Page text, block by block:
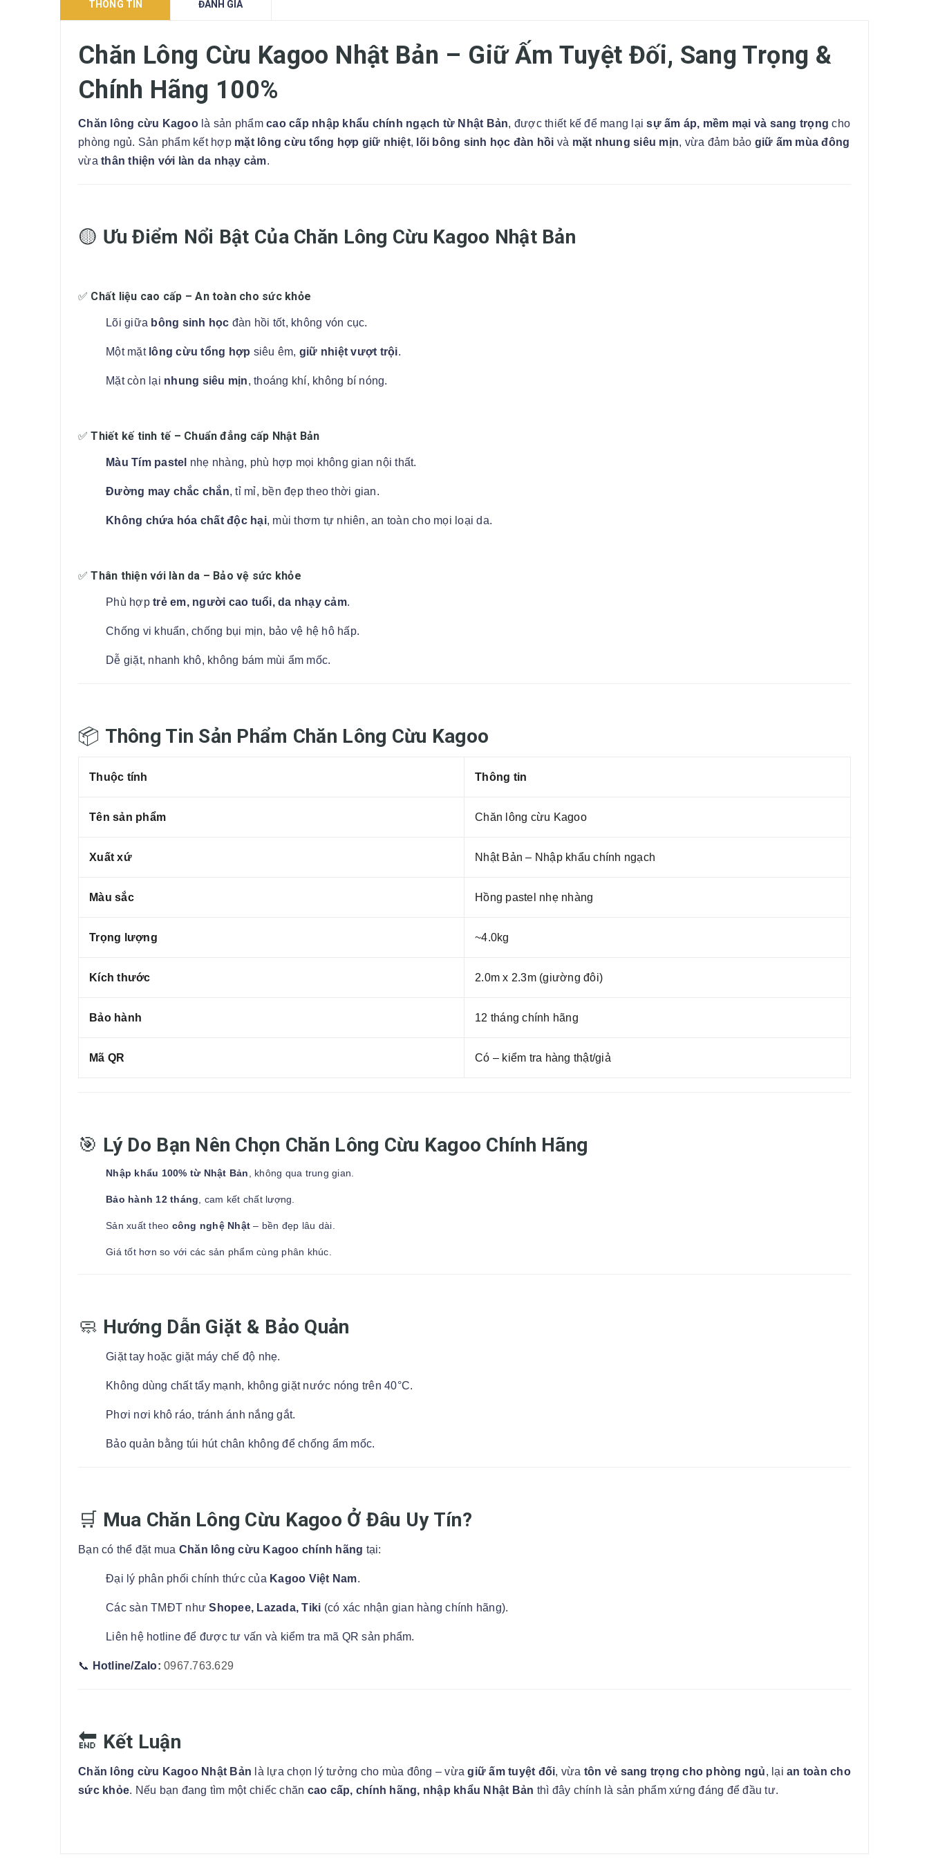
THÔNG TIN ĐÁNH GIÁ
Chăn Lông Cừu Kagoo Nhật Bản – Giữ Ấm Tuyệt Đối, Sang Trọng &
Chính Hãng 100%
Chăn lông cừu Kagoolà sản phẩm cao cấp nhập khẩu chính ngạch từ Nhật Bản, được thiết kế để mang lạisự ấm áp, mềm mại và sang trọng cho
phòng ngủ. Sản phẩm kết hợp mặt lông cừu tổng hợp giữ nhiệt, lõi bông sinh học đàn hồi và mặt nhung siêu mịn, vừa đảm bảo giữ ấm mùa đông
vừa thân thiện với làn da nhạy cảm.
🟡 Ưu Điểm Nổi Bật Của Chăn Lông Cừu Kagoo Nhật Bản
✅ Chất liệu cao cấp – An toàn cho sức khỏe
Lõi giữa bông sinh học đàn hồi tốt, không vón cục.
Một mặt lông cừu tổng hợp siêu êm, giữ nhiệt vượt trội.
Mặt còn lại nhung siêu mịn, thoáng khí, không bí nóng.
✅Thiết kế tinh tế – Chuẩn đẳng cấp Nhật Bản
Màu Tím pastel nhẹ nhàng, phù hợp mọi không gian nội thất.
Đường may chắc chắn, tỉ mỉ, bền đẹp theo thời gian.
Không chứa hóa chất độc hại, mùi thơm tự nhiên, an toàn cho mọi loại da.
✅Thân thiện với làn da – Bảo vệ sức khỏe
Phù hợp trẻ em, người cao tuổi, da nhạy cảm.
Chống vi khuẩn, chống bụi mịn, bảo vệ hệ hô hấp.
Dễ giặt, nhanh khô, không bám mùi ẩm mốc.
📦 Thông Tin Sản Phẩm Chăn Lông Cừu Kagoo
Thuộc tính Thông tin
Tên sản phẩm Chăn lông cừu Kagoo
Xuất xứ Nhật Bản – Nhập khẩu chính ngạch
Màu sắc Hồng pastel nhẹ nhàng
Trọng lượng ~4.0kg
Kích thước 2.0m x 2.3m (giường đôi)
Bảo hành 12 tháng chính hãng
Mã QR Có – kiểm tra hàng thật/giả
🎯 Lý Do Bạn Nên Chọn Chăn Lông Cừu Kagoo Chính Hãng
Nhập khẩu 100% từ Nhật Bản , không qua trung gian.
Bảo hành 12 tháng , cam kết chất lượng.
Sản xuất theo công nghệ Nhật – bền đẹp lâu dài.
Giá tốt hơn so với các sản phẩm cùng phân khúc.
🧼 Hướng Dẫn Giặt & Bảo Quản
Giặt tay hoặc giặt máy chế độ nhẹ.
Không dùng chất tẩy mạnh, không giặt nước nóng trên 40°C.
Phơi nơi khô ráo, tránh ánh nắng gắt.
Bảo quản bằng túi hút chân không để chống ẩm mốc.
🛒 Mua Chăn Lông Cừu Kagoo Ở Đâu Uy Tín?
Bạn có thể đặt mua Chăn lông cừu Kagoo chính hãng tại:
Đại lý phân phối chính thức của Kagoo Việt Nam.
Các sàn TMĐT nhưShopee, Lazada, Tiki (có xác nhận gian hàng chính hãng).
Liên hệ hotline để được tư vấn và kiểm tra mã QR sản phẩm.
📞 Hotline/Zalo: 0967.763.629
🔚 Kết Luận
Chăn lông cừu Kagoo Nhật Bản là lựa chọn lý tưởng cho mùa đông – vừagiữ ấm tuyệt đối, vừa tôn vẻ sang trọng cho phòng ngủ, lại an toàn cho
sức khỏe. Nếu bạn đang tìm một chiếc chăn cao cấp, chính hãng, nhập khẩu Nhật Bản thì đây chính là sản phẩm xứng đáng để đầu tư.